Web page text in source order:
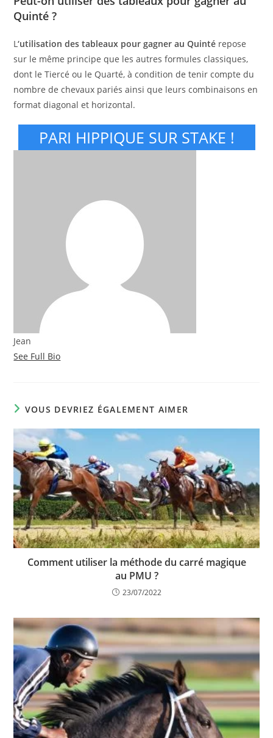
Quinté ?
L‘utilisation des tableaux pour gagner au Quinté repose
sur le même principe que les autres formules classiques,
dont le Tiercé ou le Quarté, à condition de tenir compte du
nombre de chevaux pariés ainsi que leurs combinaisons en
format diagonal et horizontal.
PARI HIPPIQUE SUR STAKE !
Jean
See Full Bio
VOUS DEVRIEZ ÉGALEMENT AIMER
Comment utiliser la méthode du carré magique
au PMU ?
23/07/2022